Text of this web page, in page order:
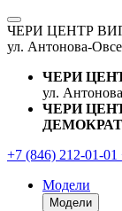
ЧЕРИ ЦЕНТР
ул. Антонова-
ЧЕРИ
ул.
ЧЕРИ
+7 (846) 212-01-01
Модели
Модели